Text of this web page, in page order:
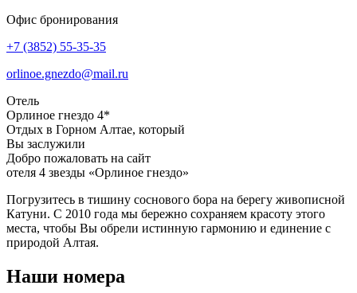
Офис бронирования
+7 (3852) 55-35-35
orlinoe.gnezdo@mail.ru
Отель
Орлиное гнездо 4*
Отдых в Горном Алтае, который
Вы заслужили
Добро пожаловать на сайт
отеля 4 звезды «Орлиное гнездо»
Погрузитесь в тишину соснового бора на берегу живописной
Катуни. С 2010 года мы бережно сохраняем красоту этого
места, чтобы Вы обрели истинную гармонию и единение с
природой Алтая.
Наши номера